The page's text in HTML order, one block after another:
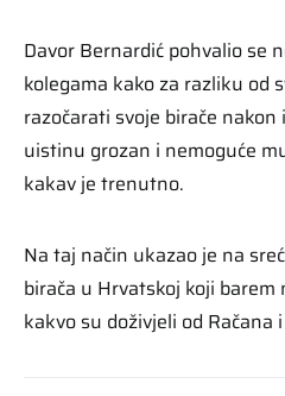
Davor Bernardić pohvalio se
kolegama kako za razliku od
razočarati svoje birače nakon
uistinu grozan i nemoguće
kakav je trenutno.
Na taj način ukazao je na
birača u Hrvatskoj koji
kakvo su doživjeli od Račana